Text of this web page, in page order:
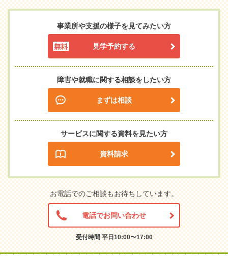
事業所や支援の様子を見てみたい方
見学予約する
障害や就職に関する相談をしたい方
まずは相談
サービスに関する資料を見たい方
資料請求
お電話でのご相談もお待ちしています。
電話でお問い合わせ
受付時間 平日10:00〜17:00